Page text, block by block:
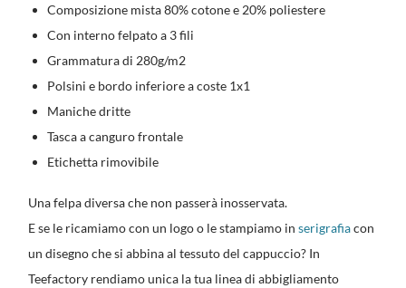
Composizione mista 80% cotone e 20% poliestere
Con interno felpato a 3 fili
Grammatura di 280g/m2
Polsini e bordo inferiore a coste 1x1
Maniche dritte
Tasca a canguro frontale
Etichetta rimovibile
Una felpa diversa che non passerà inosservata.
E se le ricamiamo con un logo o le stampiamo inserigrafiacon
un disegno che si abbina al tessuto del cappuccio? In
Teefactory rendiamo unica la tua linea di abbigliamento